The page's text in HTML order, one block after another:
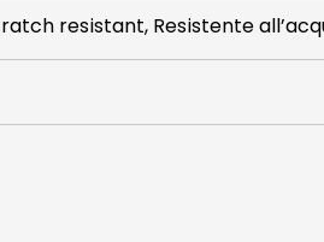
resistant, Resistente